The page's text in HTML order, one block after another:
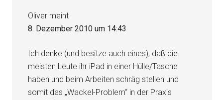
Oliver meint
8. Dezember 2010 um 14:43
Ich denke (und besitze auch eines), daß die
meisten Leute ihr iPad in einer Hülle/Tasche
haben und beim Arbeiten schräg stellen und
somit das „Wackel-Problem“ in der Praxis